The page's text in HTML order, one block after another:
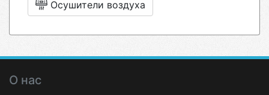
Осушители воздуха
О нас